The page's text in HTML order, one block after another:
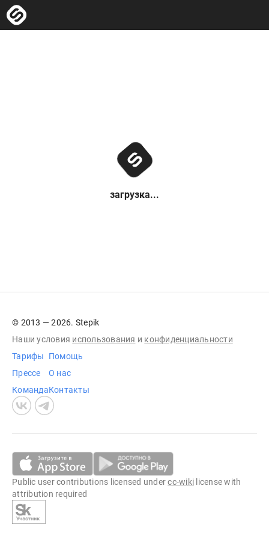
загрузка...
© 2013 — 2026. Stepik
Наши условия использования и конфиденциальности
Тарифы
Прессе
Команда
Помощь
О нас
Контакты
Public user contributions licensed undercc-wiki license with
attribution required